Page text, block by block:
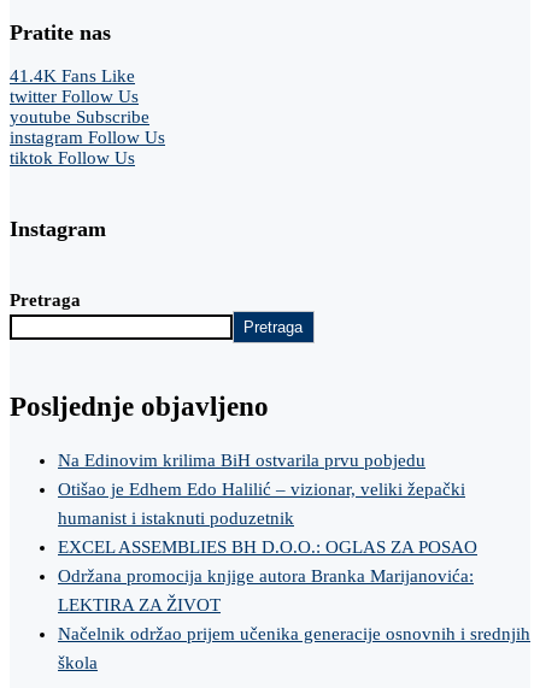
Pratite nas
41.4K Fans Like
twitter Follow Us
youtube Subscribe
instagram Follow Us
tiktok Follow Us
Instagram
Pretraga
Pretraga
Posljednje objavljeno
Na Edinovim krilima BiH ostvarila prvu pobjedu
Otišao je Edhem Edo Halilić – vizionar, veliki žepački
humanist i istaknuti poduzetnik
EXCEL ASSEMBLIES BH D.O.O.: OGLAS ZA POSAO
Održana promocija knjige autora Branka Marijanovića:
LEKTIRA ZA ŽIVOT
Načelnik održao prijem učenika generacije osnovnih i srednjih
škola